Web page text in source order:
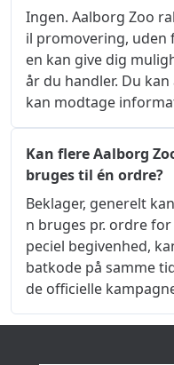
Ingen. Aalborg Zoo
il promovering, uden
en kan give dig
år du handler. Du
kan modtage
Kan flere Aalborg
bruges til én ordre?
Beklager, generelt
n bruges pr. ordre
peciel begivenhed,
batkode på samme
de officielle